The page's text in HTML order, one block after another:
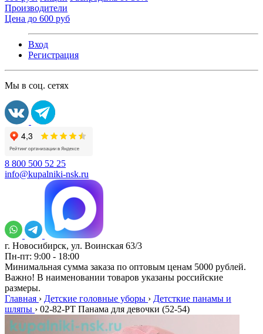
Производители
Цена до 600 руб
Вход
Регистрация
Мы в соц. сетях
8 800 500 52 25
info@kupalniki-nsk.ru
г. Новосибирск, ул. Воинская 63/3
Пн-пт: 9:00 - 18:00
Минимальная сумма заказа по оптовым ценам 5000 рублей.
Важно! В наименовании товаров указаны российские
размеры.
Главная › Детские головные уборы › Детсткие панамы и
шляпы › 02-82-PT Панама для девочки (52-54)